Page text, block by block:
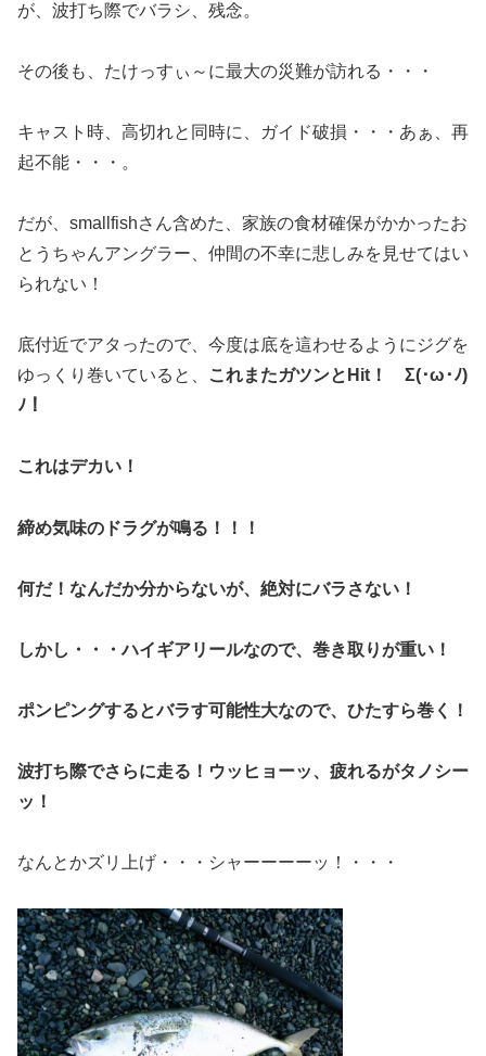
が、波打ち際でバラシ、残念。
その後も、たけっすぃ～に最大の災難が訪れる・・・
キャスト時、高切れと同時に、ガイド破損・・・あぁ、再
起不能・・・。
だが、smallfishさん含めた、家族の食材確保がかかったお
とうちゃんアングラー、仲間の不幸に悲しみを見せてはい
られない！
底付近でアタったので、今度は底を這わせるようにジグを
ゆっくり巻いていると、
これまたガツンとHit！ Σ(･ω･ﾉ)
ﾉ！
これはデカい！
締め気味のドラグが鳴る！！！
何だ！なんだか分からないが、絶対にバラさない！
しかし・・・ハイギアリールなので、巻き取りが重い！
ポンピングするとバラす可能性大なので、ひたすら巻く！
波打ち際でさらに走る！ウッヒョーッ、疲れるがタノシー
ッ！
なんとかズリ上げ・・・シャーーーーッ！・・・